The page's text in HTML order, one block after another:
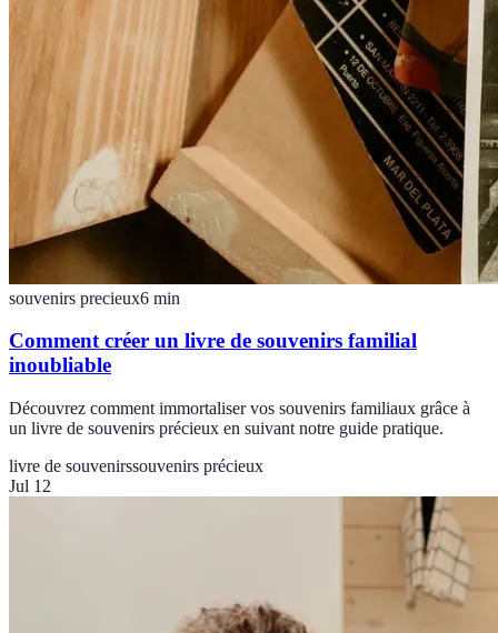
souvenirs precieux6 min
Comment créer un livre de souvenirs familial
inoubliable
Découvrez comment immortaliser vos souvenirs familiaux grâce à
un livre de souvenirs précieux en suivant notre guide pratique.
livre de souvenirssouvenirs précieux
Jul 12